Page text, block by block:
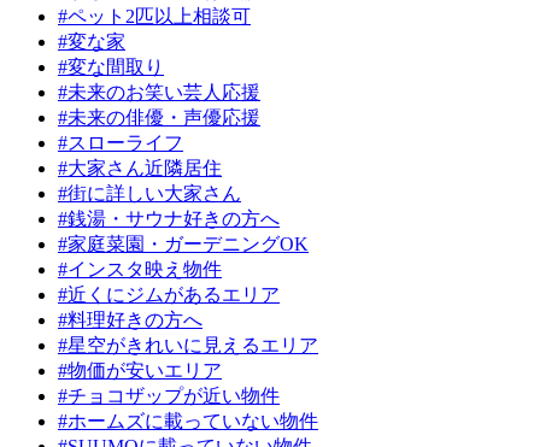
#ペット2匹以上相談可
#変な家
#変な間取り
#未来のお笑い芸人応援
#未来の俳優・声優応援
#スローライフ
#大家さん近隣居住
#街に詳しい大家さん
#銭湯・サウナ好きの方へ
#家庭菜園・ガーデニングOK
#インスタ映え物件
#近くにジムがあるエリア
#料理好きの方へ
#星空がきれいに見えるエリア
#物価が安いエリア
#チョコザップが近い物件
#ホームズに載っていない物件